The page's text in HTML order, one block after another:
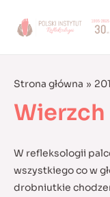
Strona główna
W refleksologii
wszystkiego co w
drobniutkie